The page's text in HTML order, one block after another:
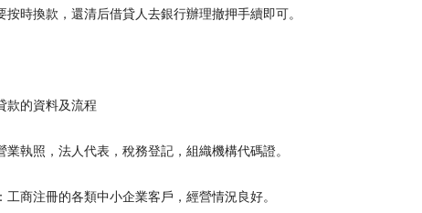
時換款，還清后借貸人去銀行辦理撤押手續即可。
款的資料及流程
照，法人代表，稅務登記，組織機構代碼證。
商注冊的各類中小企業客戶，經營情況良好。